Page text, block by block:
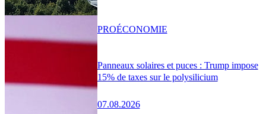
Panneaux solaires et puces : Trump impose
15% de taxes sur le polysilicium
07.08.2026
PROÉCONOMIE